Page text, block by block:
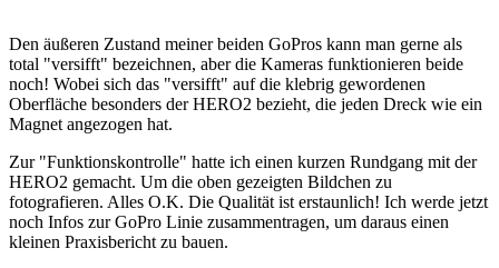
Den äußeren Zustand meiner beiden GoPros kann man gerne als
total "versifft" bezeichnen, aber die Kameras funktionieren beide
noch! Wobei sich das "versifft" auf die klebrig gewordenen
Oberfläche besonders der HERO2 bezieht, die jeden Dreck wie ein
Magnet angezogen hat.
Zur "Funktionskontrolle" hatte ich einen kurzen Rundgang mit der
HERO2 gemacht. Um die oben gezeigten Bildchen zu
fotografieren. Alles O.K. Die Qualität ist erstaunlich! Ich werde jetzt
noch Infos zur GoPro Linie zusammentragen, um daraus einen
kleinen Praxisbericht zu bauen.